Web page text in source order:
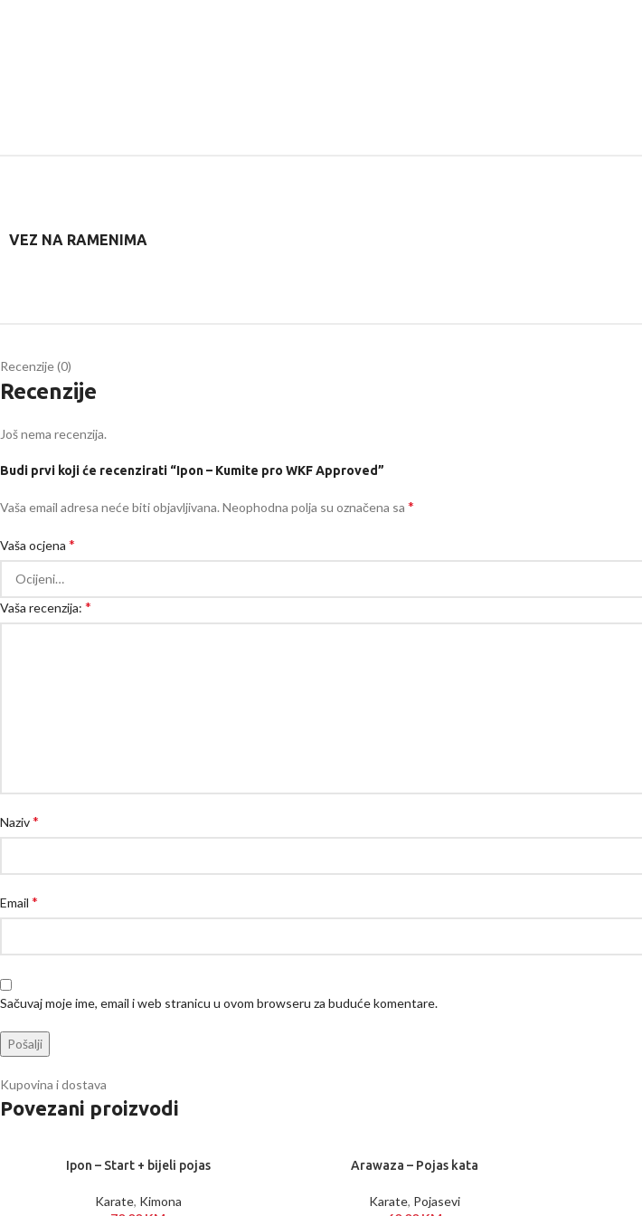
VEZ NA RAMENIMA
Recenzije (0)
Recenzije
Još nema recenzija.
Budi prvi koji će recenzirati “Ipon – Kumite pro WKF Approved”
Vaša email adresa neće biti objavljivana. Neophodna polja su označena sa *
Vaša ocjena *
Vaša recenzija: *
Naziv*
Email *
Sačuvaj moje ime, email i web stranicu u ovom browseru za buduće komentare.
Kupovina i dostava
Povezani proizvodi
Ipon – Start + bijeli pojas
Karate, Kimona
Arawaza – Pojas kata
Karate, Pojasevi